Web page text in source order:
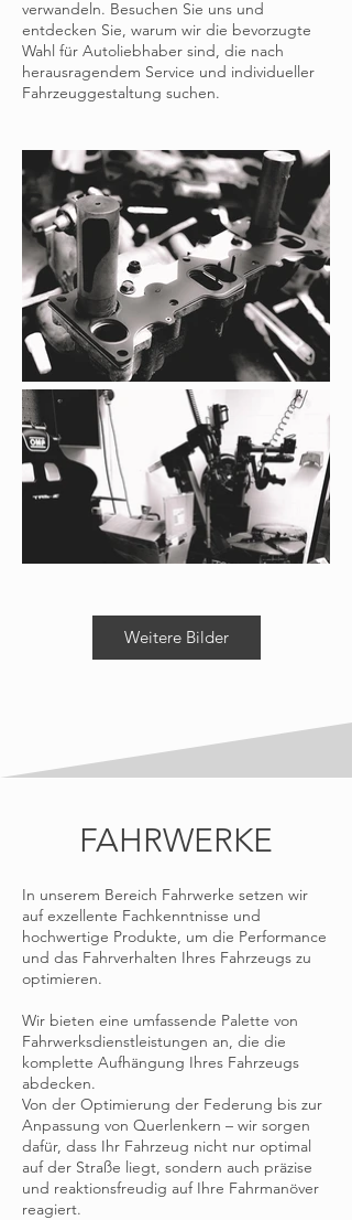
verwandeln. Besuchen Sie uns und
entdecken Sie, warum wir die bevorzugte
Wahl für Autoliebhaber sind, die nach
herausragendem Service und individueller
Fahrzeuggestaltung suchen.
Weitere Bilder
FAHRWERKE
In unserem Bereich Fahrwerke setzen wir
auf exzellente Fachkenntnisse und
hochwertige Produkte, um die Performance
und das Fahrverhalten Ihres Fahrzeugs zu
optimieren.
Wir bieten eine umfassende Palette von
Fahrwerksdienstleistungen an, die die
komplette Aufhängung Ihres Fahrzeugs
abdecken.
Von der Optimierung der Federung bis zur
Anpassung von Querlenkern – wir sorgen
dafür, dass Ihr Fahrzeug nicht nur optimal
auf der Straße liegt, sondern auch präzise
und reaktionsfreudig auf Ihre Fahrmanöver
reagiert.